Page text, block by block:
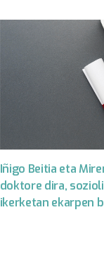
Iñigo Beitia eta
doktore dira,
ikerketan ekarpen